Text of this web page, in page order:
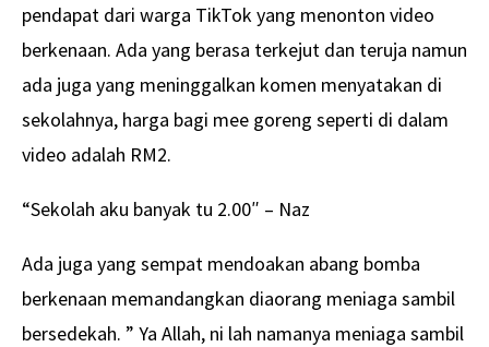
pendapat dari warga TikTok yang menonton video
berkenaan. Ada yang berasa terkejut dan teruja namun
ada juga yang meninggalkan komen menyatakan di
sekolahnya, harga bagi mee goreng seperti di dalam
video adalah RM2.
“Sekolah aku banyak tu 2.00″ – Naz
Ada juga yang sempat mendoakan abang bomba
berkenaan memandangkan diaorang meniaga sambil
bersedekah. ” Ya Allah, ni lah namanya meniaga sambil